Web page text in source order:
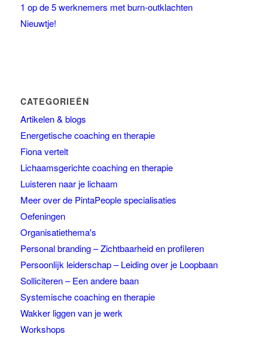
1 op de 5 werknemers met burn-outklachten
Nieuwtje!
CATEGORIEËN
Artikelen & blogs
Energetische coaching en therapie
Fiona vertelt
Lichaamsgerichte coaching en therapie
Luisteren naar je lichaam
Meer over de PintaPeople specialisaties
Oefeningen
Organisatiethema's
Personal branding – Zichtbaarheid en profileren
Persoonlijk leiderschap – Leiding over je Loopbaan
Solliciteren – Een andere baan
Systemische coaching en therapie
Wakker liggen van je werk
Workshops